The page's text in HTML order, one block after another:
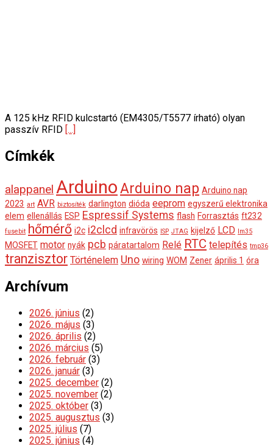
A 125 kHz RFID kulcstartó (EM4305/T5577 írható) olyan
passzív RFID [...]
Címkék
alappanel ArduinoArduino nap Arduino nap
2023 art AVR biztosíték darlington dióda eeprom egyszerű elektronika
elem ellenállás ESP Espressif Systems flash Forrasztás ft232
fusebit hőmérő i2c i2clcd infravörös ISP JTAG kijelző LCD lm35
MOSFET motor nyák pcb páratartalom Relé RTC telepítés tmp36
tranzisztor Történelem Uno wiring WOM Zener április 1 óra
Archívum
2026. június (2)
2026. május (3)
2026. április (2)
2026. március (5)
2026. február (3)
2026. január (3)
2025. december (2)
2025. november (2)
2025. október (3)
2025. augusztus (3)
2025. július (7)
2025. június (4)